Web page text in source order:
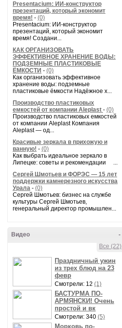
Presentacium: ИИ‑конструктор
презентаций, который экономит
время! - (0)
Presentacium: ИИ‑конструктор
презентаций, который экономит
время! Создани...
КАК ОРГАНИЗОВАТЬ
ЭФФЕКТИВНОЕ ХРАНЕНИЕ ВОДЫ:
ПОДЗЕМНЫЕ ПЛАСТИКОВЫЕ
ЁМКОСТИ - (0)
Как организовать эффективное
хранение воды: подземные
пластиковые ёмкости Надёжное х...
Производство пластиковых
емкостей от компании Aleplast - (0)
Производство пластиковых емкостей
от компании Aleplast Компания
Aleplast — од...
Красивые зеркала в прихожую и
ванную! - (0)
Как выбрать идеальное зеркало в
Липецке: советы и рекомендации ...
Сергей Шмотьев и ФОРЭС — 15 лет
поддержки камнерезного искусства
Урала - (0)
Сергей Шмотьев: бизнес на службе
культуры Сергей Шмотьев,
генеральный директор промышлен...
-
Видео
Все (22)
Праздничный ужин
из трех блюд на 23
февр
Смотрели: 12 (1)
БАСТУРМА ПО-
АРМЯНСКИ! Очень
простой и вк
Смотрели: 340 (5)
Морковь по-